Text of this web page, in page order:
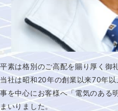
平素は格別のご高配を賜り厚く御
当社は昭和20年の創業以来70年
事を中心にお客様へ「電気のある
まいりました。